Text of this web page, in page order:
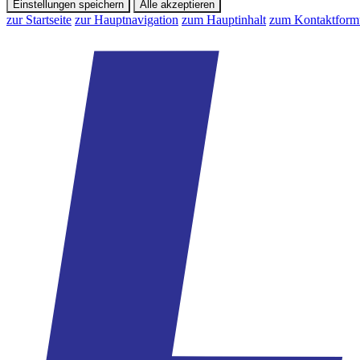
Einstellungen speichern Alle akzeptieren
zur Startseite zur Hauptnavigation zum Hauptinhalt zum